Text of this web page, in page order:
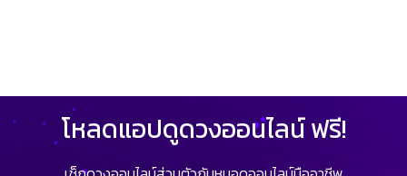
โหลดแอปดูดวงออนไลน์ ฟรี!